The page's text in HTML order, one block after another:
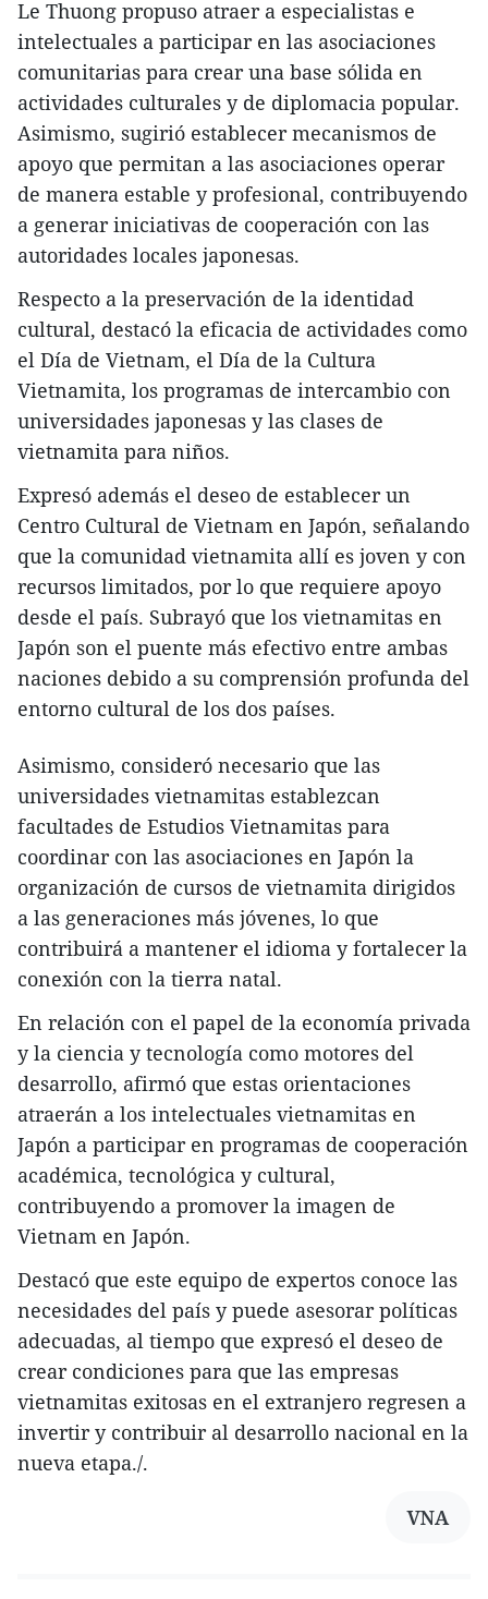
Le Thuong propuso atraer a especialistas e
intelectuales a participar en las asociaciones
comunitarias para crear una base sólida en
actividades culturales y de diplomacia popular.
Asimismo, sugirió establecer mecanismos de
apoyo que permitan a las asociaciones operar
de manera estable y profesional, contribuyendo
a generar iniciativas de cooperación con las
autoridades locales japonesas.
Respecto a la preservación de la identidad
cultural, destacó la eficacia de actividades como
el Día de Vietnam, el Día de la Cultura
Vietnamita, los programas de intercambio con
universidades japonesas y las clases de
vietnamita para niños.
Expresó además el deseo de establecer un
Centro Cultural de Vietnam en Japón, señalando
que la comunidad vietnamita allí es joven y con
recursos limitados, por lo que requiere apoyo
desde el país. Subrayó que los vietnamitas en
Japón son el puente más efectivo entre ambas
naciones debido a su comprensión profunda del
entorno cultural de los dos países.
Asimismo, consideró necesario que las
universidades vietnamitas establezcan
facultades de Estudios Vietnamitas para
coordinar con las asociaciones en Japón la
organización de cursos de vietnamita dirigidos
a las generaciones más jóvenes, lo que
contribuirá a mantener el idioma y fortalecer la
conexión con la tierra natal.
En relación con el papel de la economía privada
y la ciencia y tecnología como motores del
desarrollo, afirmó que estas orientaciones
atraerán a los intelectuales vietnamitas en
Japón a participar en programas de cooperación
académica, tecnológica y cultural,
contribuyendo a promover la imagen de
Vietnam en Japón.
Destacó que este equipo de expertos conoce las
necesidades del país y puede asesorar políticas
adecuadas, al tiempo que expresó el deseo de
crear condiciones para que las empresas
vietnamitas exitosas en el extranjero regresen a
invertir y contribuir al desarrollo nacional en la
nueva etapa./.
VNA